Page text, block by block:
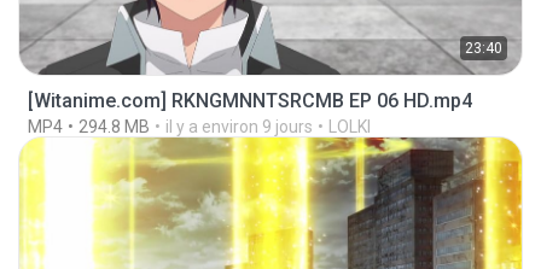
23:40
[Witanime.com] RKNGMNNTSRCMB EP 06 HD.mp4
MP4 294.8 MB il y a environ 9 jours LOLKI